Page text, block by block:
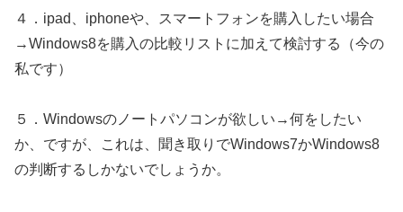
４．ipad、iphoneや、スマートフォンを購入したい場合
→Windows8を購入の比較リストに加えて検討する（今の
私です）
５．Windowsのノートパソコンが欲しい→何をしたい
か、ですが、これは、聞き取りでWindows7かWindows8
の判断するしかないでしょうか。